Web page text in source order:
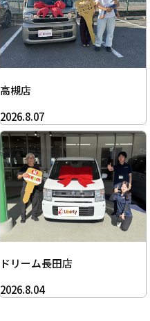
高槻店
2026.8.07
ドリーム長田店
2026.8.04